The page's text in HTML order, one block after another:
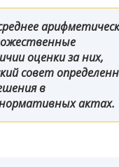
оценки за них,
совет
в
актах.